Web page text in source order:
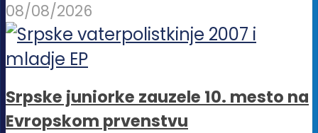
08/08/2026
Srpske juniorke zauzele 10. mesto na
Evropskom prvenstvu